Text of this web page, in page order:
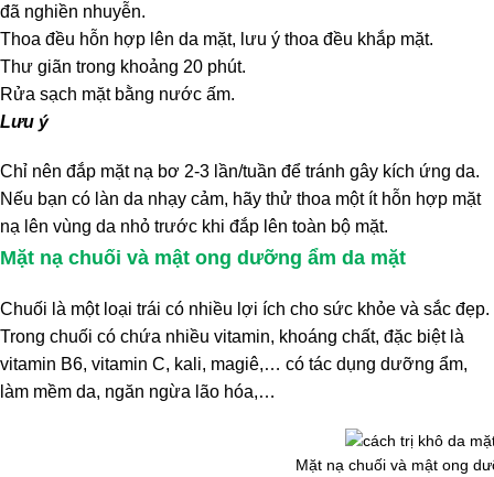
đã nghiền nhuyễn.
Thoa đều hỗn hợp lên da mặt, lưu ý thoa đều khắp mặt.
Thư giãn trong khoảng 20 phút.
Rửa sạch mặt bằng nước ấm.
Lưu ý
Chỉ nên đắp mặt nạ bơ 2-3 lần/tuần để tránh gây kích ứng da.
Nếu bạn có làn da nhạy cảm, hãy thử thoa một ít hỗn hợp mặt
nạ lên vùng da nhỏ trước khi đắp lên toàn bộ mặt.
Mặt nạ chuối và mật ong dưỡng ẩm da mặt
Chuối là một loại trái có nhiều lợi ích cho sức khỏe và sắc đẹp.
Trong chuối có chứa nhiều vitamin, khoáng chất, đặc biệt là
vitamin B6, vitamin C, kali, magiê,… có tác dụng dưỡng ẩm,
làm mềm da, ngăn ngừa lão hóa,…
Mặt nạ chuối và mật ong